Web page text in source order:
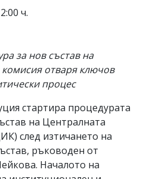
ч.
за нов състав на
отваря ключов
процес
стартира процедурата
на Централната
след изтичането на
ръководен от
Началото на